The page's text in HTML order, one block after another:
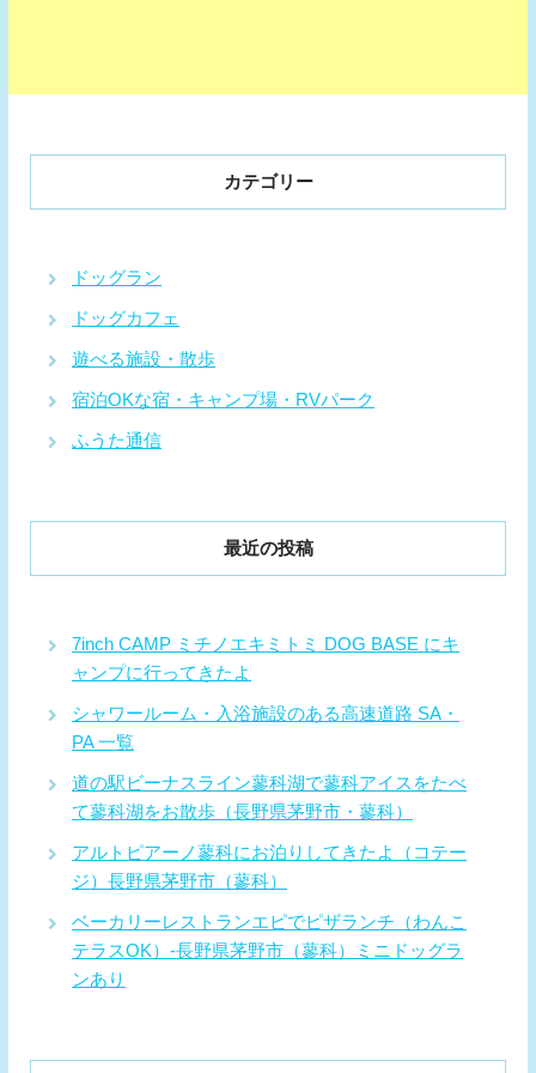
カテゴリー
ドッグラン
ドッグカフェ
遊べる施設・散歩
宿泊OKな宿・キャンプ場・RVパーク
ふうた通信
最近の投稿
7inch CAMP ミチノエキミトミ DOG BASE にキ
ャンプに行ってきたよ
シャワールーム・入浴施設のある高速道路 SA・
PA 一覧
道の駅ビーナスライン蓼科湖で蓼科アイスをたべ
て蓼科湖をお散歩（長野県茅野市・蓼科）
アルトピアーノ蓼科にお泊りしてきたよ（コテー
ジ）長野県茅野市（蓼科）
ベーカリーレストランエピでピザランチ（わんこ
テラスOK）-長野県茅野市（蓼科）ミニドッグラ
ンあり